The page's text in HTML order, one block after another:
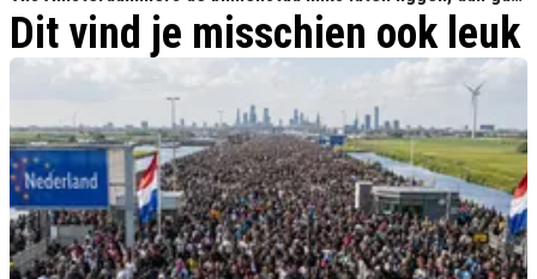
er iets fundamenteel mis'
Dit vind je misschien ook leuk